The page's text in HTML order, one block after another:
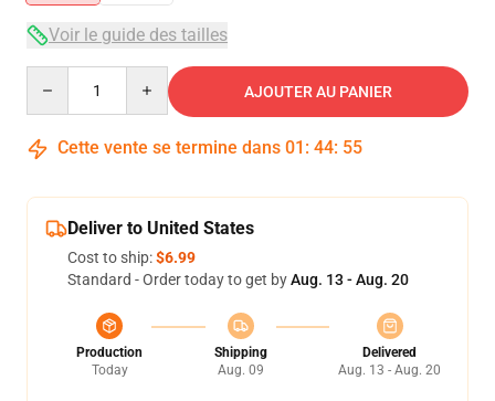
Voir le guide des tailles
AJOUTER AU PANIER
Cette vente se termine dans 01 : 44: 54
Deliver to United States
Cost to ship:$6.99
Standard - Order today to get byAug. 13 - Aug. 20
Production
Today
Shipping
Aug. 09
Delivered
Aug. 13 - Aug. 20